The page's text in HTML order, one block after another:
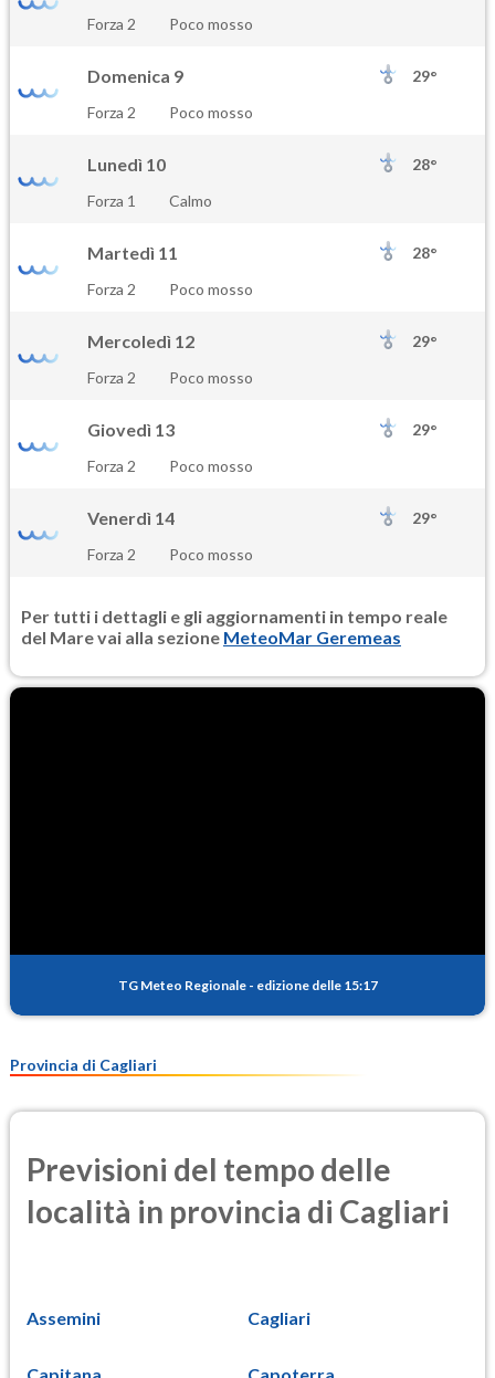
Forza 2
Poco mosso
Domenica 9
29°
Forza 2
Poco mosso
Lunedì 10
28°
Forza 1
Calmo
Martedì 11
28°
Forza 2
Poco mosso
Mercoledì 12
29°
Forza 2
Poco mosso
Giovedì 13
29°
Forza 2
Poco mosso
Venerdì 14
29°
Forza 2
Poco mosso
Per tutti i dettagli e gli aggiornamenti in tempo reale
del Mare vai alla sezione MeteoMar Geremeas
TG Meteo Regionale - edizione delle 15:17
Provincia di Cagliari
Previsioni del tempo delle
località in provincia di Cagliari
Assemini Cagliari